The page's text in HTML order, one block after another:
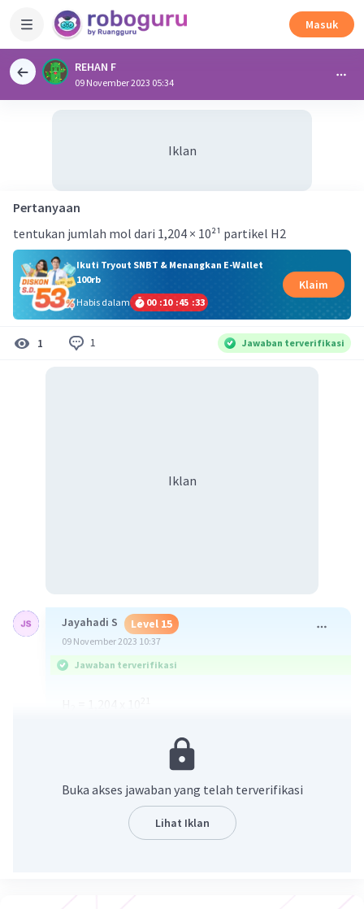
Masuk
REHAN F
09 November 2023 05:34
Iklan
Pertanyaan
tentukan jumlah mol dari 1,204 × 10²¹ partikel H2
Ikuti Tryout SNBT & Menangkan E-Wallet
100rb
Habis dalam
00 :10 :45 :33
Klaim
1 1 Jawaban terverifikasi
Iklan
Jayahadi S Level 15
09 November 2023 10:37
Jawaban terverifikasi
Beri Rating
Buka akses jawaban yang telah terverifikasi
Lihat Iklan